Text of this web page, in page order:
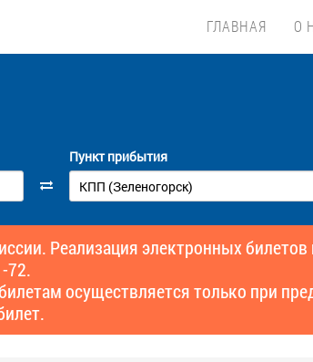
ГЛАВНАЯ О
Пункт прибытия
Реализация электронных
72.
осуществляется только при